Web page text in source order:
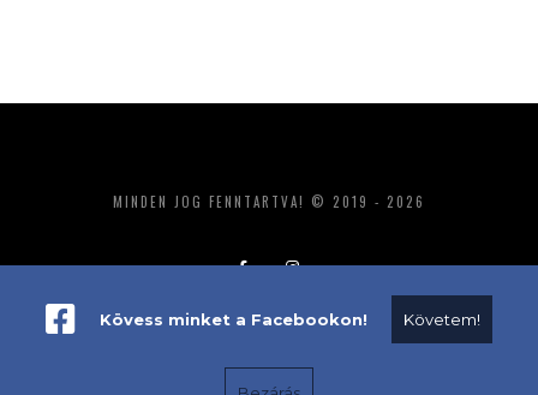
MINDEN JOG FENNTARTVA! © 2019 - 2026
ADATKEZELÉS IMPRESSZUM MÉDIAAJÁNLAT
Kövess minket a Facebookon! Követem!